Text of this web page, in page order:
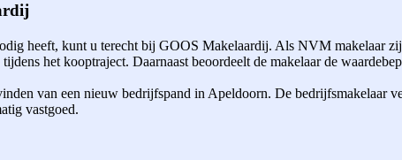
heeft, kunt u terecht bij GOOS Makelaardij. Als NVM makelaar
het kooptraject. Daarnaast beoordeelt de makelaar de
van een nieuw bedrijfspand in Apeldoorn. De bedrijfsmakelaar
vastgoed.